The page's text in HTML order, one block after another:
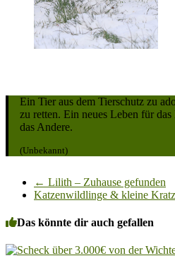
Ein Tier aus dem Tierschutz zu
zu retten. Ein neues Leben für
das Andere.
(Unbekannt)
← Lilith – Zuhause gefunden
Katzenwildlinge & kleine
Das könnte dir auch gefallen